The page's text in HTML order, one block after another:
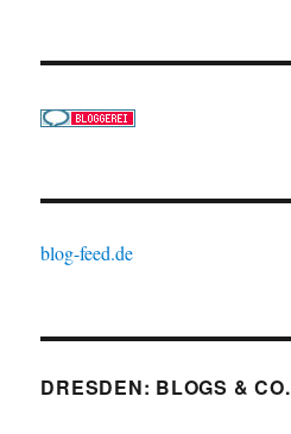
blog-feed.de
DRESDEN: BLOGS & CO.